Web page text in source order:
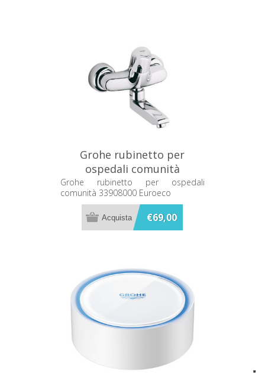
Grohe rubinetto per
ospedali comunità
33908000 Euroeco
Grohe rubinetto per ospedali
comunità 33908000 Euroeco
€69,00